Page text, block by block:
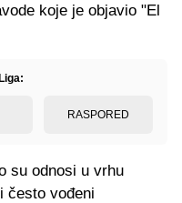
koje je objavio "El
RASPORED
su odnosi u vrhu
često vođeni